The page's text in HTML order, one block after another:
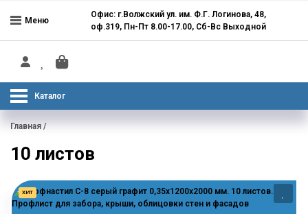
Меню
Офис: г.Волжский ул. им. Ф.Г. Логинова, 48,
оф.319, Пн-Пт 8.00-17.00, Сб-Вс Выходной
Каталог
Главная /
10 листов
ХИТ